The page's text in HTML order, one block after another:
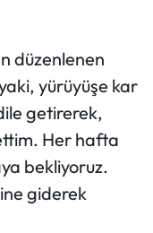
düzenlenen
yürüyüşe kar
getirerek,
Her hafta
bekliyoruz.
giderek